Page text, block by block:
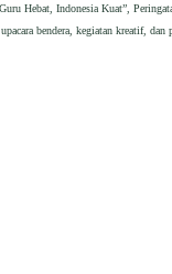
Hebat, Indonesia Kuat”,
bendera, kegiatan kreatif, dan